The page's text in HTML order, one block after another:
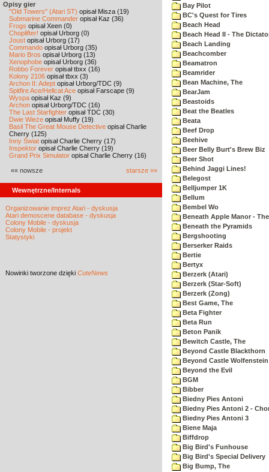
Opisy gier
"Old Towers" (Atari ST) opisał Misza (19)
Submarine Commander opisał Kaz (36)
Frogs opisał Xeen (0)
Choplifter! opisał Urborg (0)
Joust opisał Urborg (17)
Commando opisał Urborg (35)
Mario Bros opisał Urborg (13)
Xenophobe opisał Urborg (36)
Robbo Forever opisał tbxx (16)
Kolony 2106 opisał tbxx (3)
Archon II: Adept opisał Urborg/TDC (9)
Spitfire Ace/Hellcat Ace opisał Farscape (9)
Wyspa opisał Kaz (9)
Archon opisał Urborg/TDC (16)
The Last Starfighter opisał TDC (30)
Dwie Wieże opisał Muffy (19)
Basil The Great Mouse Detective opisał Charlie
Cherry (125)
Inny Świat opisał Charlie Cherry (17)
Inspektor opisał Charlie Cherry (19)
Grand Prix Simulator opisał Charlie Cherry (16)
«« nowsze starsze »»
Wewnętrzne/Internals
Organizowanie imprez Atari - dyskusja
Atari demoscene database - dyskusja
Colony Mobile - dyskusja
Colony Mobile - projekt
Statystyki
Nowinki tworzone dzięki CuteNews
Bay Pilot
BC's Quest for Tires
Beach Head
Beach Head II - The
Beach Landing
Beachcomber
Beamatron
Beamrider
Bean Machine, The
BearJam
Beastoids
Beat the Beatles
Beata
Beef Drop
Beehive
Beer Belly Burt's Brew Biz
Beer Shot
Behind Jaggi Lines!
Belegost
Belljumper 1K
Bellum
Bembel Wo
Beneath Apple Manor -
Beneath the Pyramids
Bergshooting
Berserker Raids
Bertie
Bertyx
Berzerk (Atari)
Berzerk (Star-Soft)
Berzerk (Zong)
Best Game, The
Beta Fighter
Beta Run
Beton Panik
Bewitch Castle, The
Beyond Castle Blackthorn
Beyond Castle Wolfenstein
Beyond the Evil
BGM
Bibber
Biedny Pies Antoni
Biedny Pies Antoni 2 -
Biedny Pies Antoni 3
Biene Maja
Biffdrop
Big Bird's Funhouse
Big Bird's Special Delivery
Big Bump, The